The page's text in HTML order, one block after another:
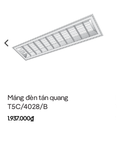
Máng đèn tán quang
T5C/4028/B
1.937.000₫